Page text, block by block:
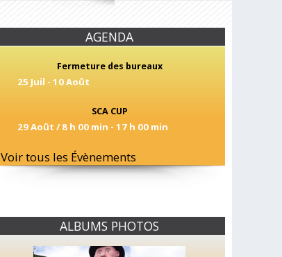
AGENDA
Fermeture des bureaux
25 Juil -10 Août
SCA CUP
29 Août / 8 h 00 min -17 h 00 min
Voir tous les Évènements
ALBUMS PHOTOS